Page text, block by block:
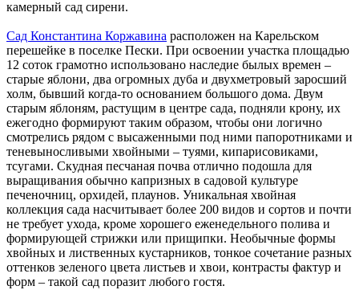
камерный сад сирени.
Сад Константина Коржавина расположен на Карельском
перешейке в поселке Пески. При освоении участка площадью
12 соток грамотно использовано наследие былых времен –
старые яблони, два огромных дуба и двухметровый заросший
холм, бывший когда-то основанием большого дома. Двум
старым яблоням, растущим в центре сада, подняли крону, их
ежегодно формируют таким образом, чтобы они логично
смотрелись рядом с высаженными под ними папоротниками и
теневыносливыми хвойными – туями, кипарисовиками,
тсугами. Скудная песчаная почва отлично подошла для
выращивания обычно капризных в садовой культуре
печеночниц, орхидей, плаунов. Уникальная хвойная
коллекция сада насчитывает более 200 видов и сортов и почти
не требует ухода, кроме хорошего еженедельного полива и
формирующей стрижки или прищипки. Необычные формы
хвойных и лиственных кустарников, тонкое сочетание разных
оттенков зеленого цвета листьев и хвои, контрасты фактур и
форм – такой сад поразит любого гостя.